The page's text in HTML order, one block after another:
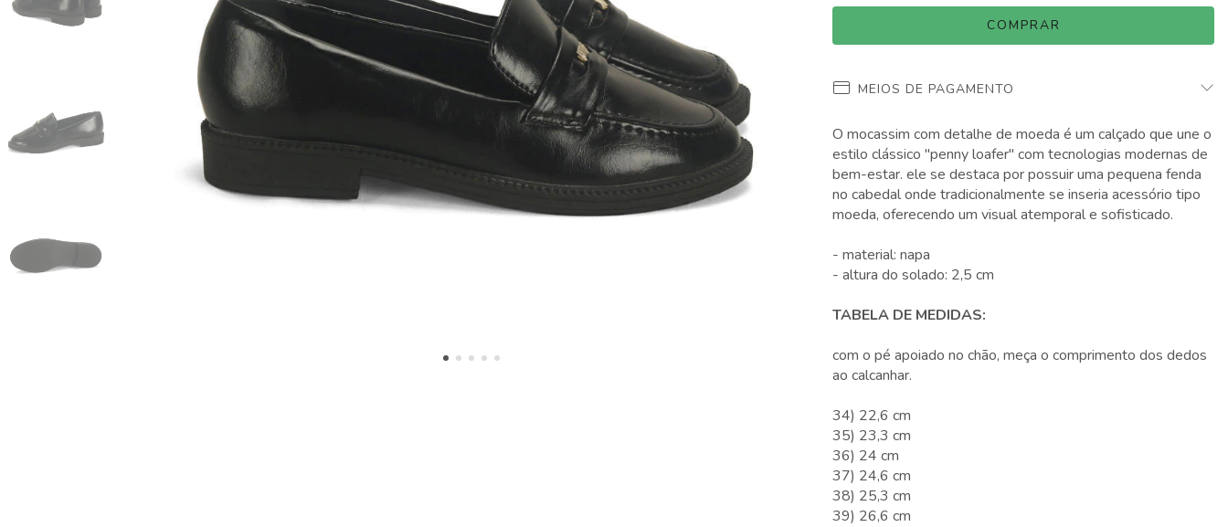
MEIOS DE PAGAMENTO
O mocassim com detalhe de moeda é um calçado que une o
estilo clássico "penny loafer" com tecnologias modernas de
bem-estar. ele se destaca por possuir uma pequena fenda
no cabedal onde tradicionalmente se inseria acessório tipo
moeda, oferecendo um visual atemporal e sofisticado.
- material: napa
- altura do solado: 2,5 cm
TABELA DE MEDIDAS:
com o pé apoiado no chão, meça o comprimento dos dedos
ao calcanhar.
34) 22,6 cm
35) 23,3 cm
36) 24 cm
37) 24,6 cm
38) 25,3 cm
39) 26,6 cm